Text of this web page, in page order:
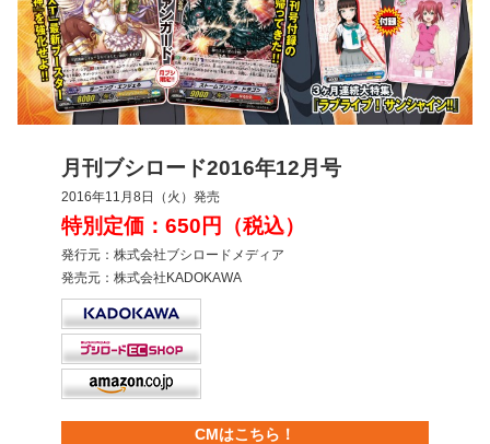
月刊ブシロード2016年12月号
2016年11月8日（火）発売
特別定価：650円（税込）
発行元：株式会社ブシロードメディア
発売元：株式会社KADOKAWA
CMはこちら！